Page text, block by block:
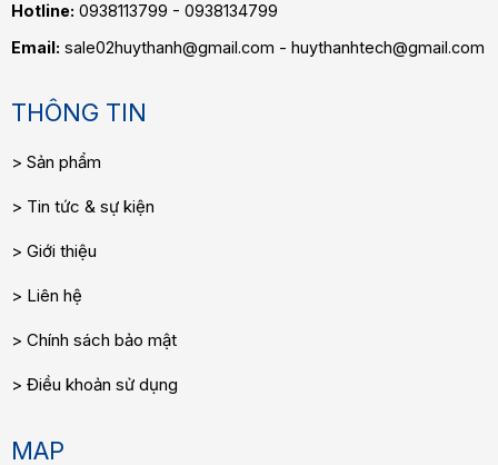
Hotline: 0938113799 - 0938134799
Email: sale02huythanh@gmail.com - huythanhtech@gmail.com
THÔNG TIN
Sản phẩm
Tin tức & sự kiện
Giới thiệu
Liên hệ
Chính sách bảo mật
Điều khoản sử dụng
MAP